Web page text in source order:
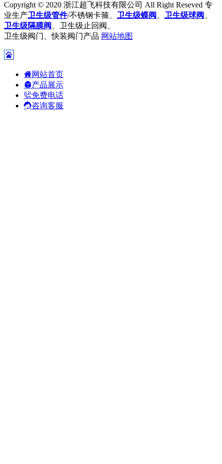
Copyright © 2020 浙江超飞科技有限公司 All Right Reseved 专
业生产卫生级管件/不锈钢卡箍、 卫生级蝶阀 、 卫生级球阀 、
卫生级隔膜阀 、卫生级止回阀、
卫生级阀门、快装阀门产品 网站地图
网站首页
产品展示
免费电话
咨询客服